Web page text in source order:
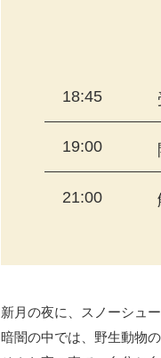
18:45
19:00
21:00
新月の夜に、スノーシュ
暗闇の中では、野生動物